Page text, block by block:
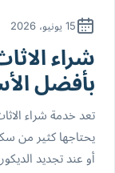
15 يونيو، 2026
شراء
بأفضل
تعد خدمة شراء
يحتاجها كثير من
أو عند تجديد